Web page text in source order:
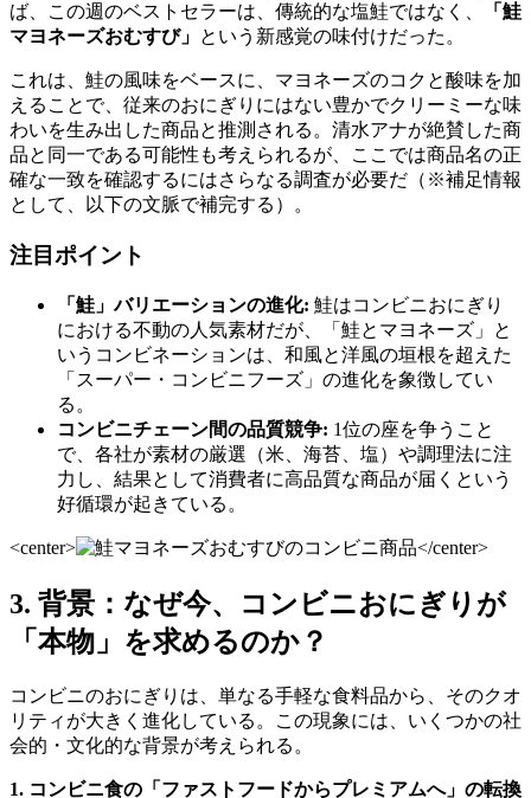
ば、この週のベストセラーは、傳統的な塩鮭ではなく、
「鮭
マヨネーズおむすび」 という新感覚の味付けだった。
これは、鮭の風味をベースに、マヨネーズのコクと酸味を加
えることで、従来のおにぎりにはない豊かでクリーミーな味
わいを生み出した商品と推測される。清水アナが絶賛した商
品と同一である可能性も考えられるが、ここでは商品名の正
確な一致を確認するにはさらなる調査が必要だ（※補足情報
として、以下の文脈で補完する）。
注目ポイント
「鮭」バリエーションの進化: 鮭はコンビニおにぎり
における不動の人気素材だが、「鮭とマヨネーズ」と
いうコンビネーションは、和風と洋風の垣根を超えた
「スーパー・コンビニフーズ」の進化を象徴してい
る。
コンビニチェーン間の品質競争: 1位の座を争うこと
で、各社が素材の厳選（米、海苔、塩）や調理法に注
力し、結果として消費者に高品質な商品が届くという
好循環が起きている。
<center> </center>
3. 背景：なぜ今、コンビニおにぎりが
「本物」を求めるのか？
コンビニのおにぎりは、単なる手軽な食料品から、そのクオ
リティが大きく進化している。この現象には、いくつかの社
会的・文化的な背景が考えられる。
1. コンビニ食の「ファストフードからプレミアムへ」の転換